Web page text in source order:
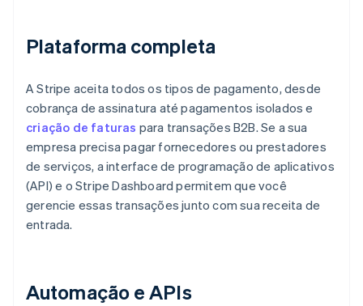
Plataforma completa
A Stripe aceita todos os tipos de pagamento, desde
cobrança de assinatura até pagamentos isolados e
criação de faturas para transações B2B. Se a sua
empresa precisa pagar fornecedores ou prestadores
de serviços, a interface de programação de aplicativos
(API) e o Stripe Dashboard permitem que você
gerencie essas transações junto com sua receita de
entrada.
Automação e APIs